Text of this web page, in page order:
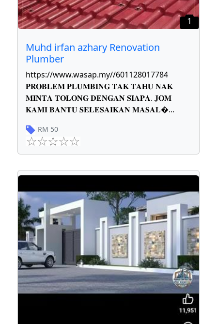
1
Muhd irfan azhary Renovation
Plumber
https://www.wasap.my//601128017784
𝐏𝐑𝐎𝐁𝐋𝐄𝐌 𝐏𝐋𝐔𝐌𝐁𝐈𝐍𝐆 𝐓𝐀𝐊 𝐓𝐀𝐇𝐔 𝐍𝐀𝐊
𝐌𝐈𝐍𝐓𝐀 𝐓𝐎𝐋𝐎𝐍𝐆 𝐃𝐄𝐍𝐆𝐀𝐍 𝐒𝐈𝐀𝐏𝐀. 𝐉𝐎𝐌
𝐊𝐀𝐌𝐈 𝐁𝐀𝐍𝐓𝐔 𝐒𝐄𝐋𝐄𝐒𝐀𝐈𝐊𝐀𝐍 𝐌𝐀𝐒𝐀𝐋...
RM 50